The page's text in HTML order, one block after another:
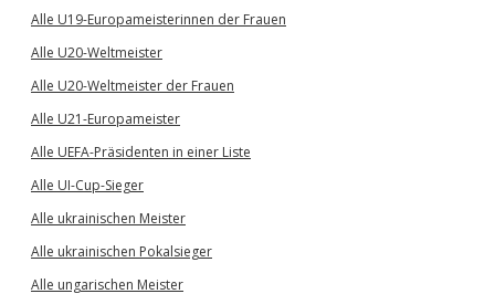
Alle U19-Europameisterinnen der Frauen
Alle U20-Weltmeister
Alle U20-Weltmeister der Frauen
Alle U21-Europameister
Alle UEFA-Präsidenten in einer Liste
Alle UI-Cup-Sieger
Alle ukrainischen Meister
Alle ukrainischen Pokalsieger
Alle ungarischen Meister